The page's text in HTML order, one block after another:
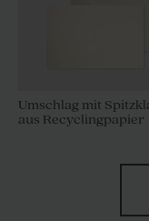
Umschlag mit
aus Recyclingpapier